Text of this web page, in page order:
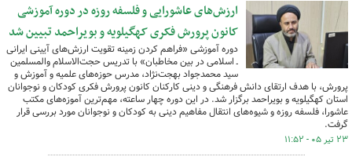
ارزش‌های عاشورایی و فلسفه روزه در دوره آموزشی
کانون پرورش فکری کهگیلویه و بویراحمد تبیین شد
دوره آموزشی «فراهم کردن زمینه تقویت ارزش‌های آیینی ایرانی
ـ اسلامی در بین مخاطبان» با تدریس حجت‌الاسلام والمسلمین
سید محمدجواد بهجت‌نژاد، مدرس حوزه‌های علمیه و آموزش و
پرورش، با هدف ارتقای دانش فرهنگی و دینی کارکنان کانون پرورش فکری کودکان و نوجوانان
استان کهگیلویه و بویراحمد برگزار شد. در این دوره چهار ساعته، مهم‌ترین آموزه‌های مکتب
عاشورا، فلسفه روزه و شیوه‌های انتقال مفاهیم دینی به کودکان و نوجوانان مورد بررسی قرار
گرفت.
۲۳ تیر ۰۵ - ۱۱:۵۲